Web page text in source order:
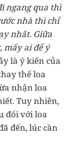
ngang qua thì
nhà thì chỉ
nhất. Giữa
mấy ai để ý
là ý kiến của
thế loa
nhận loa
Tuy nhiên,
đối với loa
đến, lúc cần